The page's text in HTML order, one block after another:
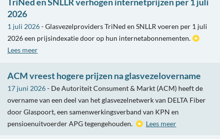
2026
1 juli 2026- Glasvezelproviders TriNed en SNLLR voeren per 1 juli
2026 een prijsindexatie door op hun internetabonnementen.
Lees meer
ACM vreest hogere prijzen na glasvezelovername
17 juni 2026- De Autoriteit Consument & Markt (ACM) heeft de
overname van een deel van het glasvezelnetwerk van DELTA Fiber
door Glaspoort, een samenwerkingsverband van KPN en
pensioenuitvoerder APG tegengehouden.
Lees meer